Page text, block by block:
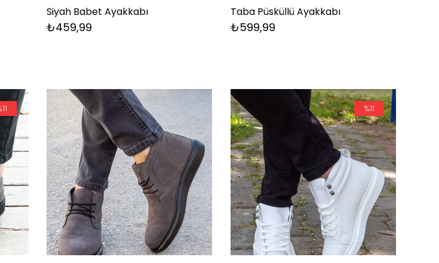
Siyah Babet Ayakkabı
₺459,99
Taba Püsküllü Ayakkabı
₺599,99
%11